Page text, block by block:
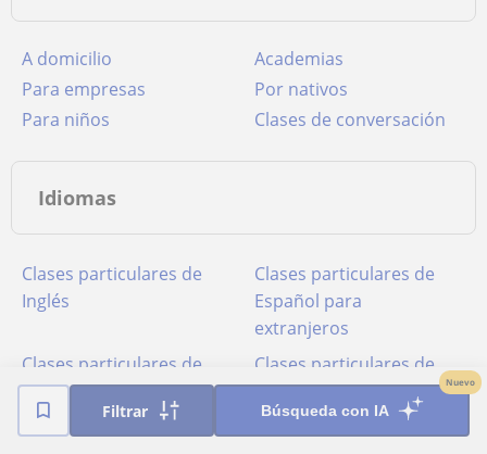
Filtrar Búsqueda con IA
Nuevo
A domicilio
Academias
para empresas
por nativos
para niños
clases de conversación
Idiomas
Clases particulares de
Inglés
Clases particulares de
Español para
extranjeros
Clases particulares de
Francés
Clases particulares de
Portugués
Clases particulares de
Clases particulares de